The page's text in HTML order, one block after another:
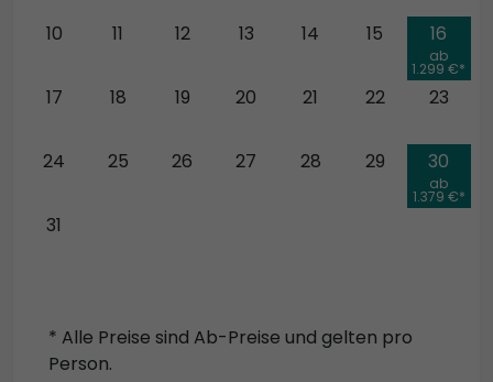
10 11 12 13 14 15
ab
1.299 €*
16
17 18 19 20 21 22 23
24 25 26 27 28 29
ab
1.379 €*
30
31
* Alle Preise sind Ab-Preise und gelten pro
Person.